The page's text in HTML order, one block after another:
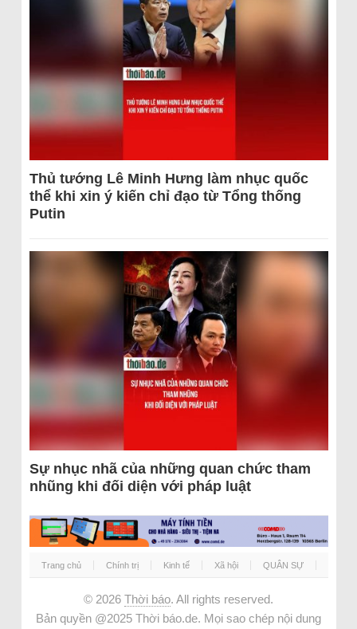
Thủ tướng Lê Minh Hưng làm nhục quốc
thể khi xin ý kiến chỉ đạo từ Tổng thống
Putin
Sự nhục nhã của những quan chức tham
nhũng khi đối diện với pháp luật
Trang chủ Chính trị Kinh tế Xã hội QUÂN SỰ
© 2026 Thời báo. All rights reserved.
Bản quyền @2025 Thời báo.de. Mọi sao chép nội dung